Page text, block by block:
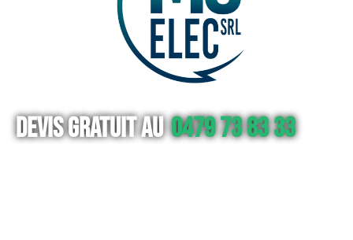
Devis gratuit au 0479 73 83 33